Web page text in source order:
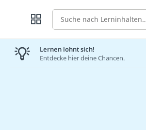
Suche
Lernen lohnt sich!
Entdecke hier deine Chancen.